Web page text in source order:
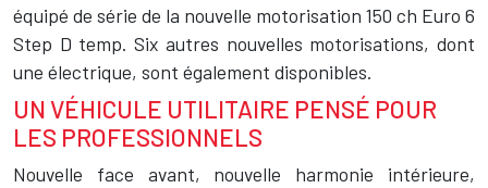
équipé de série de la nouvelle motorisation 150 ch Euro 6
Step D temp. Six autres nouvelles motorisations, dont
une électrique, sont également disponibles.
UN VÉHICULE UTILITAIRE PENSÉ POUR
LES PROFESSIONNELS
Nouvelle face avant, nouvelle harmonie intérieure,